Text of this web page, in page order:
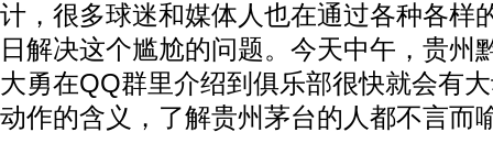
计，很多球迷和媒体人也在通过各种各样
日解决这个尴尬的问题。今天中午，贵州
大勇在QQ群里介绍到俱乐部很快就会有
动作的含义，了解贵州茅台的人都不言而